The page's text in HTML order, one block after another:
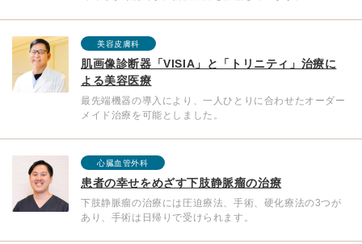
美容皮膚科
肌画像診断器「VISIA」と「トリニティ」治療に
よる美容医療
最先端機器の導入により、一人ひとりに合わせたオーダー
メイド治療を可能としました。
心臓血管外科
患者の幸せをめざす下肢静脈瘤の治療
下肢静脈瘤の治療には圧迫療法、手術、硬化療法の3つが
あり、手術は日帰りで受けられます。